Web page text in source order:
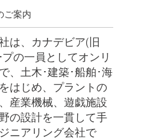
は、カナデビア(旧
の一員としてオンリ
、土木･建築･船舶･海
はじめ、プラントの
産業機械、遊戯施設
の設計を一貫して手
ニアリング会社で
ご案内